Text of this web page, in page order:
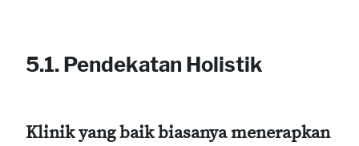
5.1. Pendekatan Holistik
Klinik yang baik biasanya menerapkan